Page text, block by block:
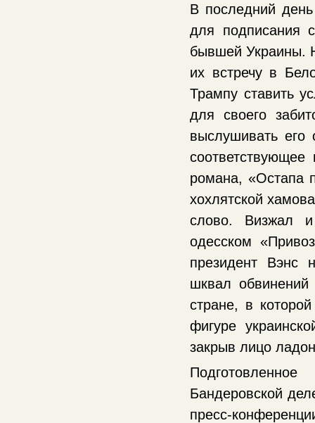
В последний
для подписания
бывшей Украины.
их встречу в
Трампу ставить
для своего
выслушивать его
романа, «Остапа
хохлятской
слово. Визжал
одесском
президент Вэнс
шквал
стране, в
фигуре
закрыв лицо
Бандеровской
пресс-